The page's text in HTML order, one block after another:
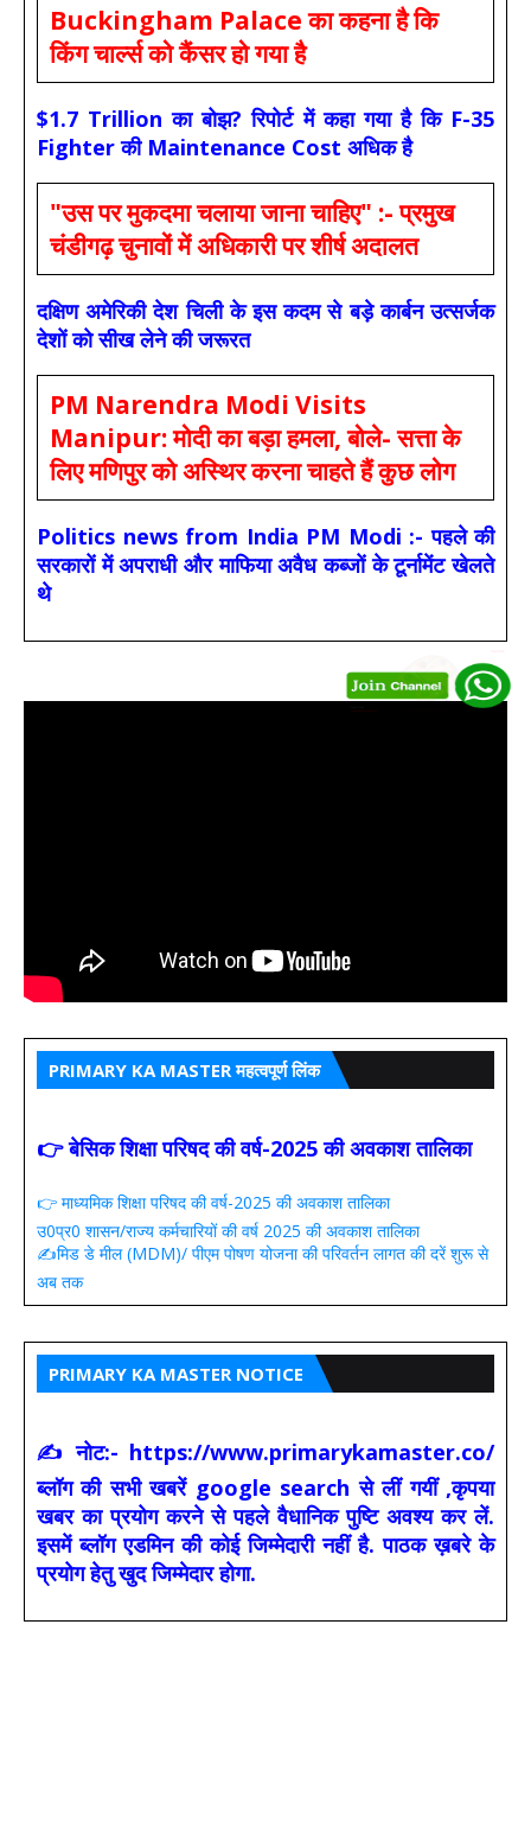
Buckingham Palace का कहना है कि
किंग चार्ल्स को कैंसर हो गया है
$1.7 Trillion का बोझ? रिपोर्ट में कहा गया है कि F-35
Fighter की Maintenance Cost अधिक है
"उस पर मुकदमा चलाया जाना चाहिए" :- प्रमुख
चंडीगढ़ चुनावों में अधिकारी पर शीर्ष अदालत
दक्षिण अमेरिकी देश चिली के इस कदम से बड़े कार्बन उत्सर्जक
देशों को सीख लेने की जरूरत
PM Narendra Modi Visits
Manipur: मोदी का बड़ा हमला, बोले- सत्ता के
लिए मणिपुर को अस्थिर करना चाहते हैं कुछ लोग
Politics news from India PM Modi :- पहले की
सरकारों में अपराधी और माफिया अवैध कब्जों के टूर्नामेंट खेलते
थे
PRIMARY KA MASTER महत्वपूर्ण लिंक
👉 बेसिक शिक्षा परिषद की वर्ष-2025 की अवकाश तालिका
👉 माध्यमिक शिक्षा परिषद की वर्ष-2025 की अवकाश तालिका
उ0प्र0 शासन/राज्य कर्मचारियों की वर्ष 2025 की अवकाश तालिका
✍️मिड डे मील (MDM)/ पीएम पोषण योजना की परिवर्तन लागत की दरें शुरू से
अब तक
PRIMARY KA MASTER NOTICE
✍ नोट:- https://www.primarykamaster.co/
ब्लॉग की सभी खबरें google search से लीं गयीं ,कृपया
खबर का प्रयोग करने से पहले वैधानिक पुष्टि अवश्य कर लें.
इसमें ब्लॉग एडमिन की कोई जिम्मेदारी नहीं है. पाठक ख़बरे के
प्रयोग हेतु खुद जिम्मेदार होगा.